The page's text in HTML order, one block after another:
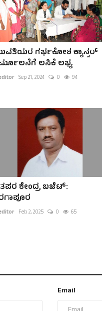
ಗರ್ಭಕೋಶ ಕ್ಯಾನ್ಸರ್
ಲಸಿಕೆ ಲಭ್ಯ
Sep 21, 2024 0 94
ಕೇಂದ್ರ ಬಜೆಟ್:
Feb 2, 2025 0 65
Email